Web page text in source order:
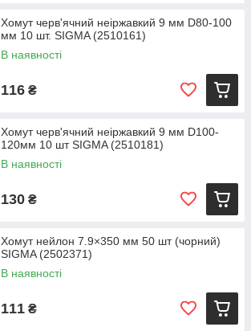
Хомут черв'ячний неіржавкий 9 мм D80-100
мм 10 шт. SIGMA (2510161)
В наявності
116 ₴
Хомут черв'ячний неіржавкий 9 мм D100-
120мм 10 шт SIGMA (2510181)
В наявності
130 ₴
Хомут нейлон 7.9×350 мм 50 шт (чорний)
SIGMA (2502371)
В наявності
111 ₴